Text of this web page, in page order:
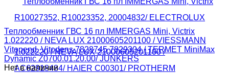
Теплообменник ГВС 16 пл IMMERGAS Mini, Victrix
1.022220 / NEVA LUX 21000605201100 / VIESSMANN
Vitopend, Vitodens 7828745 7829304 / TERMET MiniMax
Dynamic Z0700.01.20.00/ JUNKERS
Нет в наличии